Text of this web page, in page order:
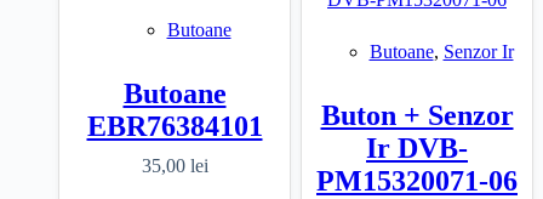
Butoane
Butoane
EBR76384101
35,00 lei
Butoane, Senzor Ir
Buton + Senzor
Ir DVB-
PM15320071-06